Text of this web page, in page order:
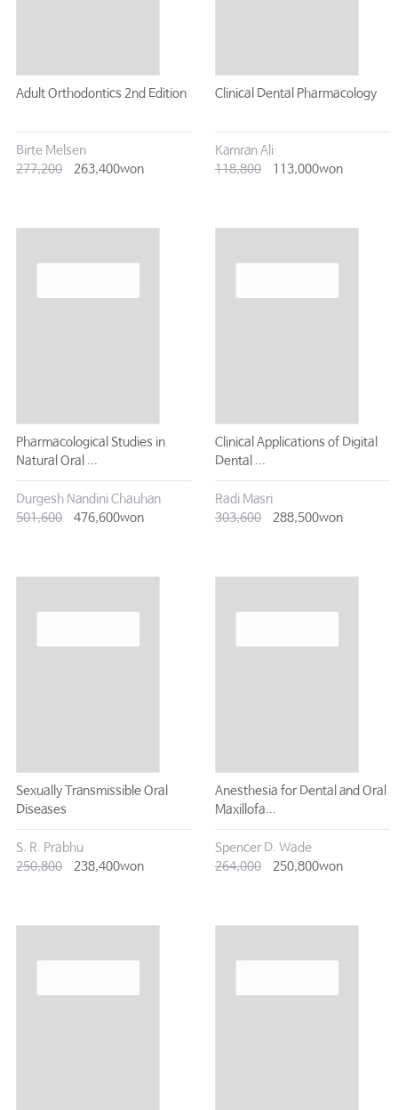
Adult Orthodontics 2nd Edition
Birte Melsen
277,200
263,400won
Clinical Dental Pharmacology
Kamran Ali
118,800
113,000won
Pharmacological Studies in
Natural Oral ...
Durgesh Nandini Chauhan
501,600
476,600won
Clinical Applications of Digital
Dental ...
Radi Masri
303,600
288,500won
Sexually Transmissible Oral
Diseases
S. R. Prabhu
250,800
238,400won
Anesthesia for Dental and Oral
Maxillofa...
Spencer D. Wade
264,000
250,800won